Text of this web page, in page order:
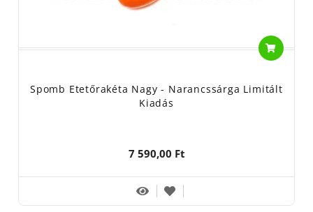
Spomb Etetőrakéta Nagy - Narancssárga Limitált
Kiadás
7 590,00 Ft